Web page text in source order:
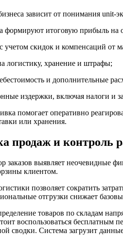
зависит от понимания
формируют итоговую прибыль на
учетом скидок и компенсаций от
логистику, хранение и штрафы;
и дополнительные
издержки, включая налоги и
помогает оперативно
или хранения.
продаж и контроль
заказов выявляет неочевидные
клиентом.
позволяет сократить
отгрузки снижает
товаров по складам
воспользоваться
сводки. Система загрузит